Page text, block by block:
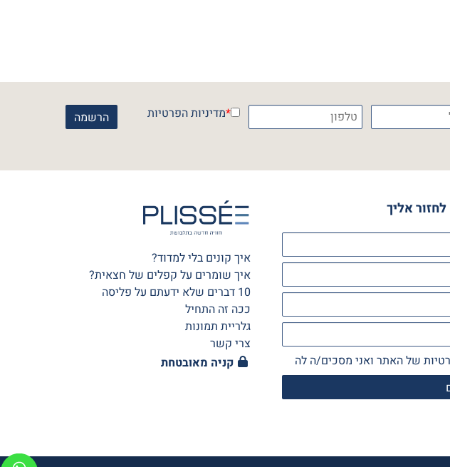
*מדיניות הפרטיות
אליך
של האתר ואני מסכים/ה לה
איך קונים בלי למדוד?
איך שומרים על קפלים של חצאית?
10 דברים שלא ידעתם על פליסה
ככה זה התחיל
גלריית תמונות
צרי קשר
קניה מאובטחת